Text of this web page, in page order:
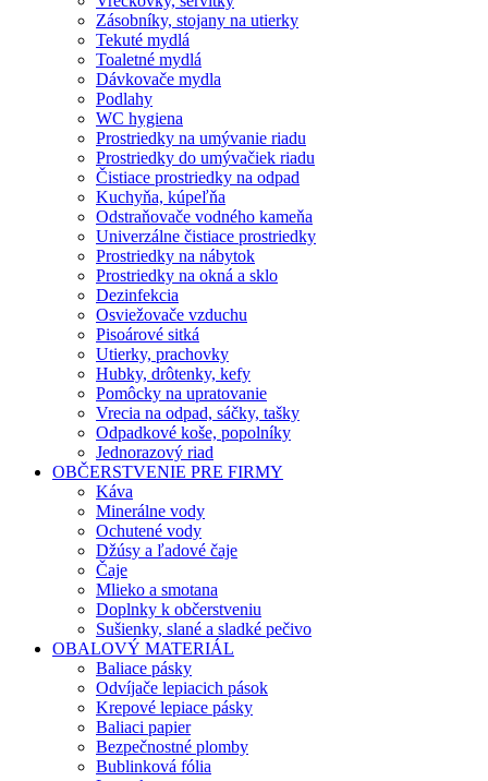
Zásobníky, stojany na utierky
Tekuté mydlá
Toaletné mydlá
Dávkovače mydla
Podlahy
WC hygiena
Prostriedky na umývanie riadu
Prostriedky do umývačiek riadu
Čistiace prostriedky na odpad
Kuchyňa, kúpeľňa
Odstraňovače vodného kameňa
Univerzálne čistiace prostriedky
Prostriedky na nábytok
Prostriedky na okná a sklo
Dezinfekcia
Osviežovače vzduchu
Pisoárové sitká
Utierky, prachovky
Hubky, drôtenky, kefy
Pomôcky na upratovanie
Vrecia na odpad, sáčky, tašky
Odpadkové koše, popolníky
Jednorazový riad
OBČERSTVENIE PRE FIRMY
Káva
Minerálne vody
Ochutené vody
Džúsy a ľadové čaje
Čaje
Mlieko a smotana
Doplnky k občerstveniu
Sušienky, slané a sladké pečivo
OBALOVÝ MATERIÁL
Baliace pásky
Odvíjače lepiacich pások
Krepové lepiace pásky
Baliaci papier
Bezpečnostné plomby
Bublinková fólia